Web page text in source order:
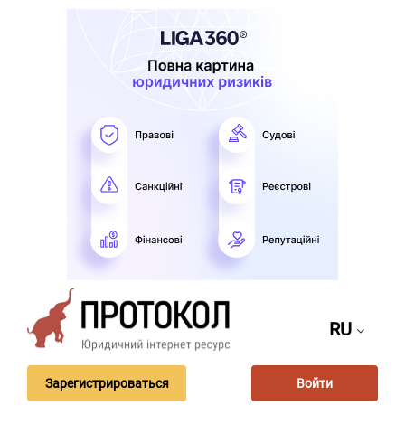
RU
Зарегистрироваться Войти